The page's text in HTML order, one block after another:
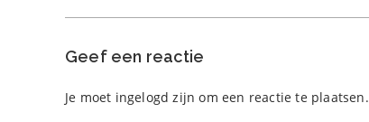
Geef een reactie
Je moet ingelogd zijn om een reactie te plaatsen.